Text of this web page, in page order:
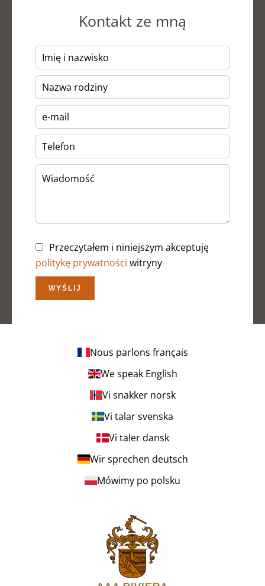
Kontakt ze mną
Przeczytałem i niniejszym akceptuję
politykę prywatności witryny
WYŚLIJ
Nous parlons français
We speak English
Vi snakker norsk
Vi talar svenska
Vi taler dansk
Wir sprechen deutsch
Mówimy po polsku